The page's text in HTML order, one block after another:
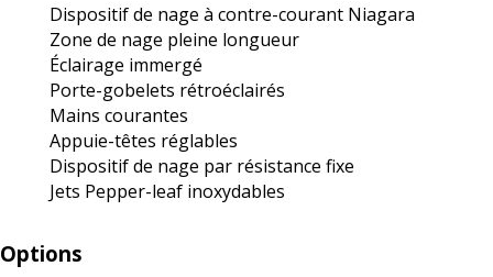
Dispositif de nage à contre-courant Niagara
Zone de nage pleine longueur
Éclairage immergé
Porte-gobelets rétroéclairés
Mains courantes
Appuie-têtes réglables
Dispositif de nage par résistance fixe
Jets Pepper-leaf inoxydables
Options